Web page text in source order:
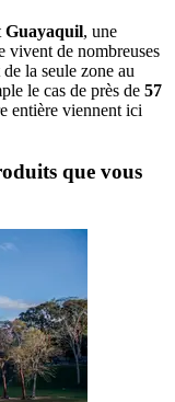
Guayaquil, une
vivent de nombreuses
la seule zone au
le cas de près de 57
entière viennent ici
que vous